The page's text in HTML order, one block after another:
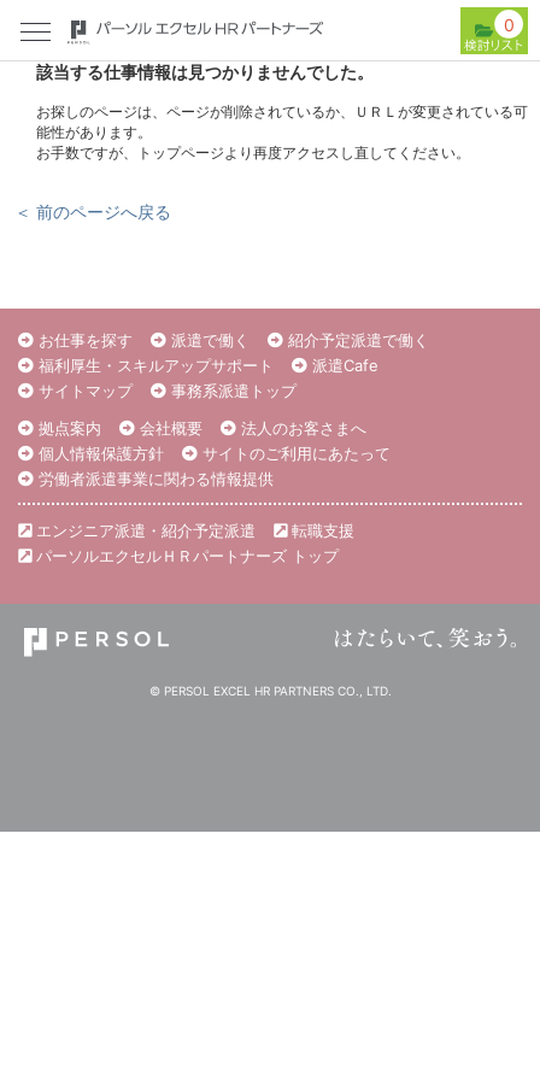
0
該当する仕事情報は見つかりませんでした。
お探しのページは、ページが削除されているか、ＵＲＬが変更されている可
能性があります。
お手数ですが、トップページより再度アクセスし直してください。
＜ 前のページへ戻る
お仕事を探す 派遣で働く
紹介予定派遣で働く
福利厚生・スキルアップサポート
派遣Cafe
サイトマップ
事務系派遣トップ
拠点案内
会社概要
法人のお客さまへ
個人情報保護方針
サイトのご利用にあたって
労働者派遣事業に関わる情報提供
エンジニア派遣・紹介予定派遣
転職支援
パーソルエクセルＨＲパートナーズ トップ
© PERSOL EXCEL HR PARTNERS CO., LTD.